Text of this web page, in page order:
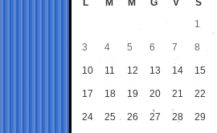
L M M G V S
1
3 4 5 6 7 8
10 11 12 13 14 15
17 18 19 20 21 22
24 25 26 27 28 29